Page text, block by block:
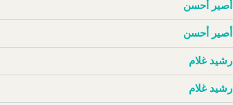
أصير أحسن
أصير أحسن
رشيد غلام
رشيد غلام